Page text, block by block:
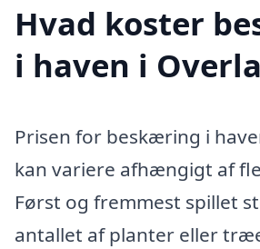
Hvad koster
i haven i
Prisen for beskæring i
kan variere afhængigt af
Først og fremmest spillet
antallet af planter eller